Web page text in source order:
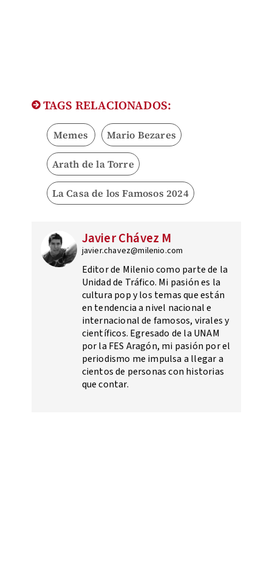
TAGS RELACIONADOS:
Memes Mario Bezares
Arath de la Torre
La Casa de los Famosos 2024
Javier Chávez M
javier.chavez@milenio.com
Editor de Milenio como parte de la
Unidad de Tráfico. Mi pasión es la
cultura pop y los temas que están
en tendencia a nivel nacional e
internacional de famosos, virales y
científicos. Egresado de la UNAM
por la FES Aragón, mi pasión por el
periodismo me impulsa a llegar a
cientos de personas con historias
que contar.